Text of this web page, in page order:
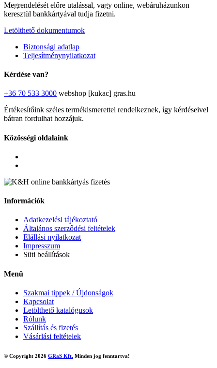
Megrendelését előre utalással, vagy online, webáruházunkon
keresztül bankkártyával tudja fizetni.
Letölthető dokumentumok
Biztonsági adatlap
Teljesítménynyilatkozat
Kérdése van?
+36 70 533 3000 webshop [kukac] gras.hu
Értékesítőink széles termékismerettel rendelkeznek, így kérdéseivel
bátran fordulhat hozzájuk.
Közösségi oldalaink
Információk
Adatkezelési tájékoztató
Általános szerződési feltételek
Elállási nyilatkozat
Impresszum
Süti beállítások
Menü
Szakmai tippek / Újdonságok
Kapcsolat
Letölthető katalógusok
Rólunk
Szállítás és fizetés
Vásárlási feltételek
© Copyright 2026 GRaS Kft. Minden jog fenntartva!